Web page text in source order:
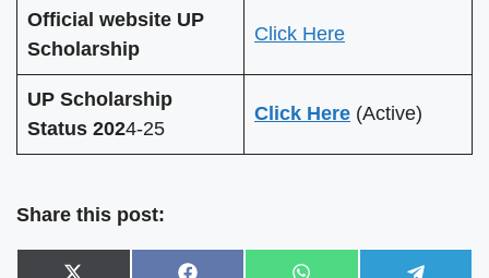
Official website UP
Scholarship
Click Here
UP Scholarship
Status 2024-25
Click Here (Active)
Share this post: